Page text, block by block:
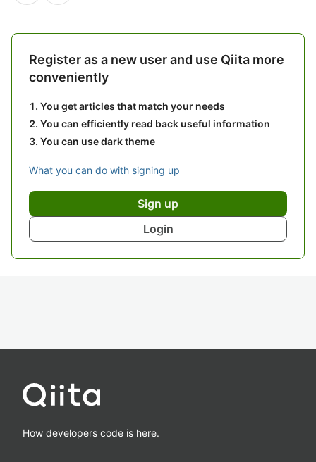
Register as a new user and use Qiita more
conveniently
You get articles that match your needs
You can efficiently read back useful information
You can use dark theme
What you can do with signing up
Sign up
Login
How developers code is here.